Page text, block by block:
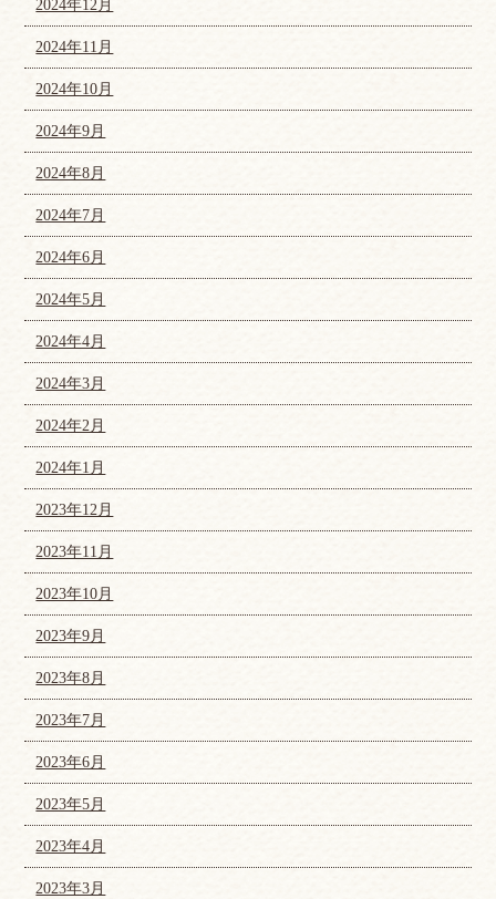
2024年12月
2024年11月
2024年10月
2024年9月
2024年8月
2024年7月
2024年6月
2024年5月
2024年4月
2024年3月
2024年2月
2024年1月
2023年12月
2023年11月
2023年10月
2023年9月
2023年8月
2023年7月
2023年6月
2023年5月
2023年4月
2023年3月